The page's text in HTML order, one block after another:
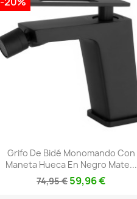
Vista rápida
Grifo De Bidé Monomando Con
Maneta Hueca En Negro Mate...
74,95 €59,96 €